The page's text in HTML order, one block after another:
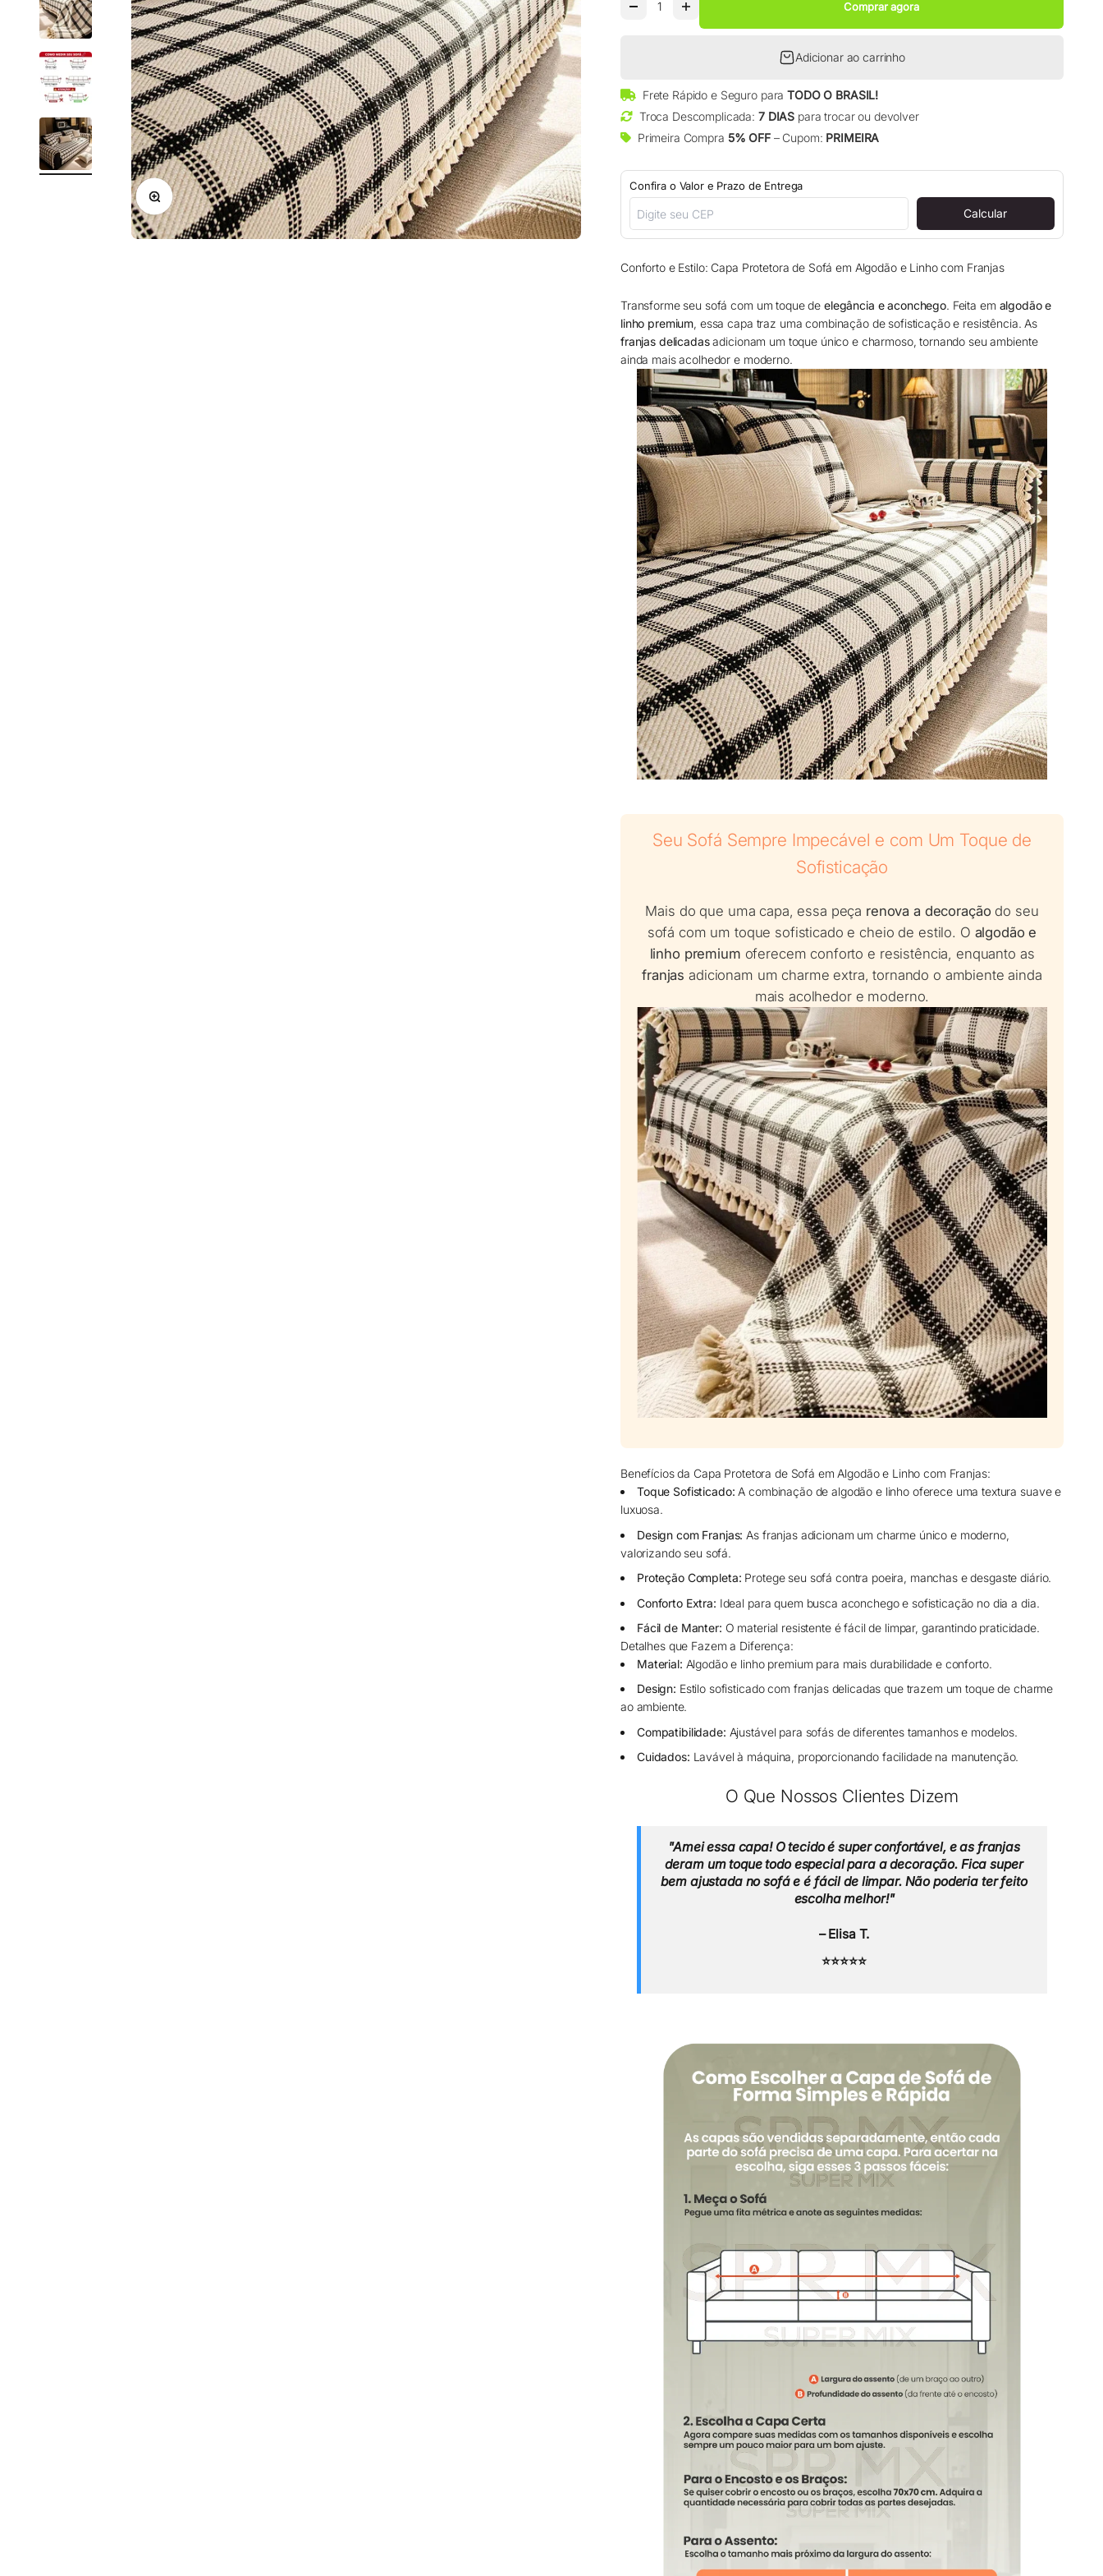
Zoom na imagem
Comprar agora
Adicionar ao carrinho
Frete Rápido e Seguro paraTODO O BRASIL!
Troca Descomplicada: 7 DIAS para trocar ou devolver
Primeira Compra 5% OFF– Cupom: PRIMEIRA
Confira o Valor e Prazo de Entrega
Calcular
Conforto e Estilo: Capa Protetora de Sofá em Algodão e Linho com Franjas
Transforme seu sofá com um toque de elegância e aconchego. Feita em algodão e
linho premium, essa capa traz uma combinação de sofisticação e resistência. As
franjas delicadasadicionam um toque único e charmoso, tornando seu ambiente
ainda mais acolhedor e moderno.
Seu Sofá Sempre Impecável e com Um Toque de
Sofisticação
Mais do que uma capa, essa peça renova a decoração do seu
sofá com um toque sofisticado e cheio de estilo. O algodão e
linho premium oferecem conforto e resistência, enquanto as
franjas adicionam um charme extra, tornando o ambiente ainda
mais acolhedor e moderno.
Benefícios da Capa Protetora de Sofá em Algodão e Linho com Franjas:
Toque Sofisticado: A combinação de algodão e linho oferece uma textura suave e
luxuosa.
Design com Franjas: As franjas adicionam um charme único e moderno,
valorizando seu sofá.
Proteção Completa: Protege seu sofá contra poeira, manchas e desgaste diário.
Conforto Extra: Ideal para quem busca aconchego e sofisticação no dia a dia.
Fácil de Manter: O material resistente é fácil de limpar, garantindo praticidade.
Detalhes que Fazem a Diferença:
Material: Algodão e linho premium para mais durabilidade e conforto.
Design: Estilo sofisticado com franjas delicadas que trazem um toque de charme
ao ambiente.
Compatibilidade: Ajustável para sofás de diferentes tamanhos e modelos.
Cuidados: Lavável à máquina, proporcionando facilidade na manutenção.
O Que Nossos Clientes Dizem
"Amei essa capa! O tecido é super confortável, e as franjas
deram um toque todo especial para a decoração. Fica super
bem ajustada no sofá e é fácil de limpar. Não poderia ter feito
escolha melhor!"
– Elisa T.
⭐⭐⭐⭐⭐